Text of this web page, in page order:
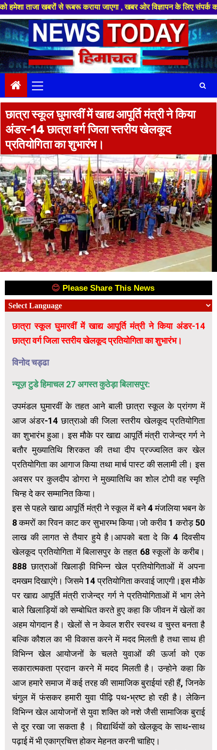
से रूबरू कराया जाएगा , खबर ओर विज्ञापन के लिए संपर्क करे +91
Skip
to
content
Menu
छात्रा स्कूल घुमारवीं में खाद्य आपूर्ति मंत्री ने किया
अंडर-14 छात्रा वर्ग जिला स्तरीय खेलकूद
प्रतियोगिता का शुभारंभ।
😊 Please Share This News
छात्रा स्कूल घुमारवीं में खाद्य आपूर्ति मंत्री ने किया अंडर-14
छात्रा वर्ग जिला स्तरीय खेलकूद प्रतियोगिता का शुभारंभ।
विनोद चड्ढा
न्यूज़ टुडे हिमाचल 27 अगस्त कुठेड़ा बिलासपुर:
उपमंडल घुमारवीं के तहत आने बाली छात्रा स्कूल के प्रांगण में
आज अंडर-14 छात्राओ की जिला स्तरीय खेलकूद प्रतियोगिता
का शुभारंभ हुआ। इस मौके पर खाद्य आपूर्ति मंत्री राजेन्द्र गर्ग ने
बतौर मुख्यातिथि शिरकत की तथा दीप प्रज्ज्वलित कर खेल
प्रतियोगिता का आगाज किया तथा मार्च पास्ट की सलामी ली। इस
अवसर पर कुलदीप डोगरा ने मुख्यातिथि का शोल टोपी वह स्मृति
चिन्ह दे कर सम्मानित किया।
इस से पहले खाद्य आपूर्ति मंत्री ने स्कूल में बने 4 मंजलिया भबन के
8 कमरों का रिवन काट कर सुभारम्भ किया।जो करीव 1 करोड़ 50
लाख की लागत से तैयार हुये है।आपको बता दे कि 4 दिवसीय
खेलकूद प्रतियोगिता में बिलासपुर के तहत 68 स्कूलों के करीब।
888 छात्राओं खिलाड़ी विभिन्न खेल प्रतियोगिताओं में अपना
दमखम दिखाएंगे। जिसमे 14 प्रतियोगिता करवाई जाएगी।इस मौके
पर खाद्य आपूर्ति मंत्री राजेन्द्र गर्ग ने प्रतियोगिताओं में भाग लेने
बाले खिलाड़ियों को सम्बोधित करते हुए कहा कि जीवन में खेलों का
अहम योगदान है। खेलों से न केवल शरीर स्वस्थ व चुस्त बनता है
बल्कि कौशल का भी विकास करने में मदद मिलती है तथा साथ ही
विभिन्न खेल आयोजनों के चलते युवाओं की ऊर्जा को एक
सकारात्मकता प्रदान करने में मदद मिलती है। उन्होने कहा कि
आज हमारे समाज में कई तरह की सामाजिक बुराईयां रही हैं, जिनके
चंगुल में फंसकर हमारी युवा पीढ़ि पथ-भ्रष्ट हो रही है। लेकिन
विभिन्न खेल आयोजनों से युवा शक्ति को नशे जैसी सामाजिक बुराई
से दूर रखा जा सकता है । विद्यार्थियों को खेलकूद के साथ-साथ
पढ़ाई में भी एकाग्रचित्त होकर मेहनत करनी चाहिए।